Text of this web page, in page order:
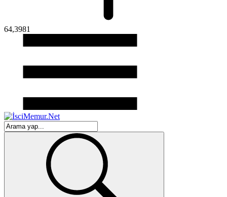
64,3981